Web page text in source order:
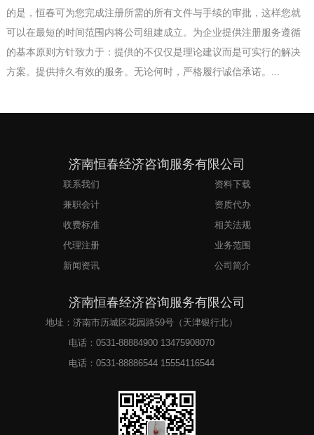
的是，恒春可为您完成注册所需的所有文件与手续的审批，这样您就
可以在最短的时间范围内将公司组建成立。为企业提供注册服务遵循
的基本原则方针致力于：提供的不仅仅是理论建议而是可实行的解决
方案。提供持久有效的服务。无论何时，严格履行诚信承诺。...
济南恒春经济咨询服务有限公司
联系我们
资料下载
兼职会计
资质代办
收费标准
相关法规
代理注册
业务范围
新闻资讯
公司简介
济南恒春经济咨询服务有限公司
地址：济南市历城区花园路59号（天津银行北）
电话：0531-88884900 13475908070
电话：0531-88886544 15554116544